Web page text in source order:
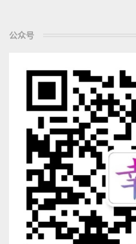
公众号